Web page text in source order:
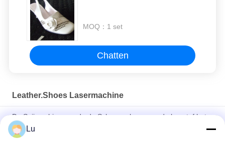
MOQ： 1 set
Chatten
Leather.Shoes Lasermachine
De Snijmachine van de de Schoenenlaser van de leerstof het
Enige Hoofd Stabiele Werken jhx-180100s
Lu